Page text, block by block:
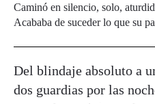
Caminó en silencio, solo,
Acababa de suceder lo que su
Del blindaje absoluto a
dos guardias por las